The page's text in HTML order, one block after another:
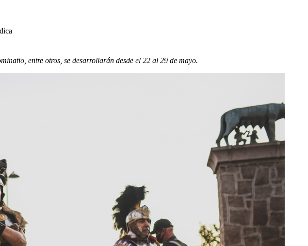
entre otros, se desarrollarán desde el 22 al 29 de mayo.